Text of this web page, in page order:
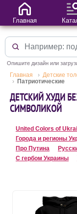
Опишите дизайн или
Главная Детские
Патриотические
ДЕТСКИЙ ХУДИ
СИМВОЛИКОЙ
United Colors of
Города и регионы
Про Путина
С гербом Украины
Главная